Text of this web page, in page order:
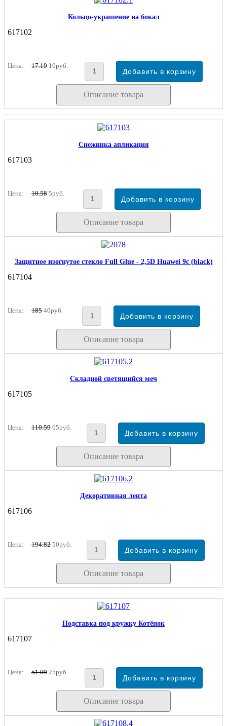
Кольцо-украшение на бокал
617102
Цена: 17.19 10руб.
Описание товара
Снежинка апликация
617103
Цена: 10.58 5руб.
Описание товара
Защитное изогнутое стекло Full Glue - 2,5D Huawei 9c (black)
617104
Цена: 185 40руб.
Описание товара
Складной светящийся меч
617105
Цена: 110.59 65руб.
Описание товара
Декоративная лента
617106
Цена: 194.82 50руб.
Описание товара
Подставка под кружку Котёнок
617107
Цена: 51.09 25руб.
Описание товара